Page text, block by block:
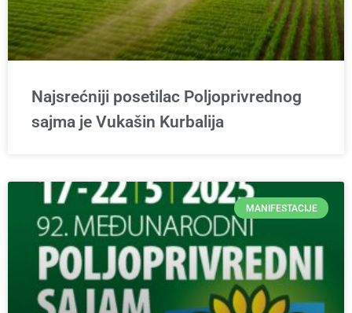
Najsrećniji posetilac Poljoprivrednog
sajma je Vukašin Kurbalija
MANIFESTACIJE